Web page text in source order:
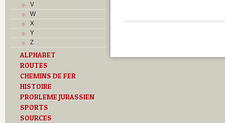
V
W
X
Y
Z
ALPHABET
ROUTES
CHEMINS DE FER
HISTOIRE
PROBLEME JURASSIEN
SPORTS
SOURCES